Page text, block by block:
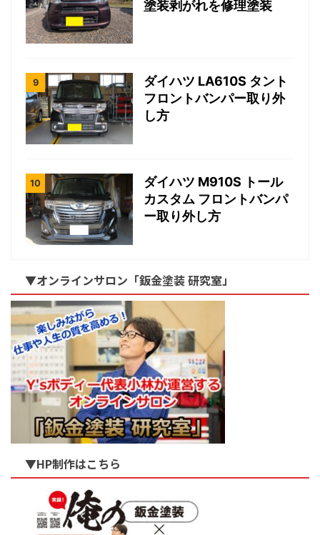
塗装剥がれを修理塗装
ダイハツ LA610S タント
フロントバンパー取り外
し方
ダイハツ M910S トール
カスタム フロントバンパ
ー取り外し方
▼オンラインサロン「鈑金塗装 研究室」
▼HP制作はこちら